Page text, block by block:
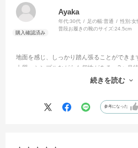
Ayaka
年代:30代 足の幅:普通 性別:女
普段お履きの靴のサイズ:24.5cm
地面を感じ、しっかり踏ん張ることができま
上質、シンプルながらも個性がある。2ヶ月
底がすり減っても修理して使いたいです。
続きを読む
参考になった